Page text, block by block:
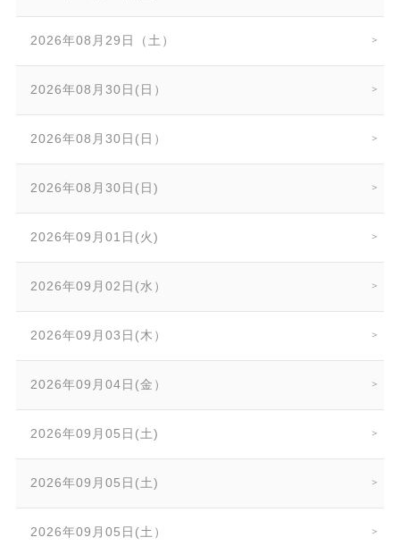
2026年08月29日（土）
2026年08月30日(日）
2026年08月30日(日）
2026年08月30日(日)
2026年09月01日(火)
2026年09月02日(水）
2026年09月03日(木）
2026年09月04日(金）
2026年09月05日(土)
2026年09月05日(土)
2026年09月05日(土）